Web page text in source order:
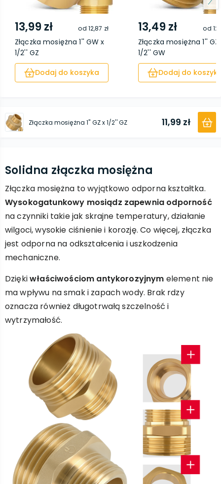
13,99 zł od 12,87 zł
Złączka mosiężna 1'' GW x
1/2'' GZ
Dodaj do koszyka
13,49 zł od
Złączka mosiężna 1'' GZ
1/2'' GW
Dodaj do
Złączka mosiężna 1'' GZ x 1/2'' GZ 11,99 zł
Solidna złączka mosiężna
Złączka mosiężna to wyjątkowo odporna kształtka.
Wysokogatunkowy mosiądz zapewnia odporność
na czynniki takie jak skrajne temperatury, działanie
wilgoci, wysokie ciśnienie i korozję. Co więcej, złączka
jest odporna na odkształcenia i uszkodzenia
mechaniczne.
Dziękiwłaściwościom antykorozyjnym element nie
ma wpływu na smak i zapach wody. Brak rdzy
oznacza również długotrwałą szczelność i
wytrzymałość.